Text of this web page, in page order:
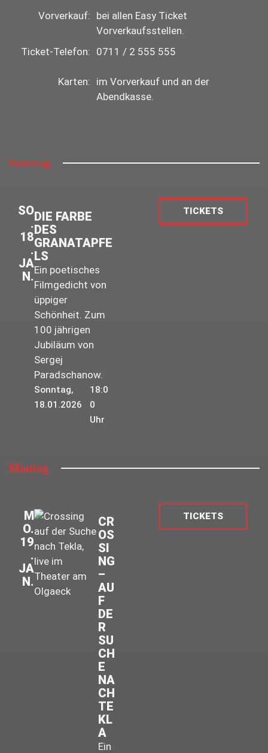
Vorverkauf: bei allen Easy Ticket
Vorverkaufsstellen.
Ticket-Telefon: 0711 / 2 555 555
Karten: im Vorverkauf und an der
Abendkasse.
Sonntag
SO
.
18
.
JA
N.
DIE FARBE
DES
GRANATAPFE
LS
Ein poetisches
Filmgedicht von
üppiger
Schönheit. Zum
100 jährigen
Jubiläum von
Sergej
Paradschanow.
Sonntag,
18.01.2026
18:0
0
Uhr
TICKETS
Montag
M
O.
19
.
JA
N.
CR
OS
SI
NG
–
AU
F
DE
R
SU
CH
E
NA
CH
TE
KL
A
Ein
TICKETS